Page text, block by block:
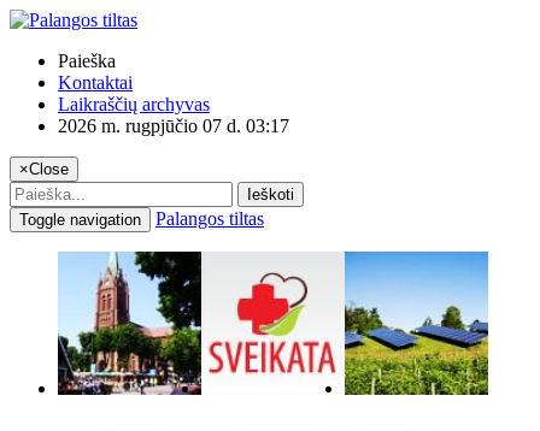
Paieška
Kontaktai
Laikraščių archyvas
2026 m. rugpjūčio 07 d. 03:17
×Close
Ieškoti
Toggle navigation
Palangos tiltas